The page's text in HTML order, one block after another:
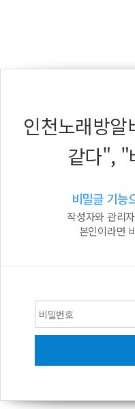
인천노래방
같다", "
비밀글 기능
작성자와 관리
본인이라면